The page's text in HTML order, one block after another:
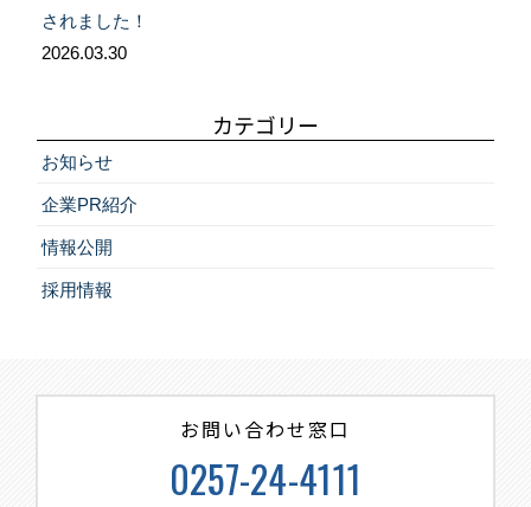
されました！
2026.03.30
カテゴリー
お知らせ
企業PR紹介
情報公開
採用情報
お問い合わせ窓口
0257-24-4111